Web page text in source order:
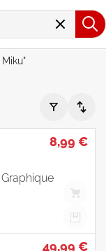
- Par Date de
8,99 €
49,99 €